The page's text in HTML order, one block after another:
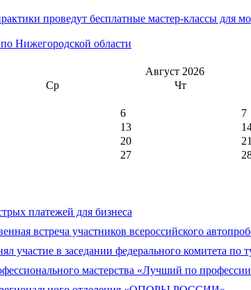
проведут бесплатные мастер-классы для
Нижегородской области
Август 2026
Ср Чт
6 7
13
20 21
27
платежей для бизнеса
встреча участников всероссийского
в заседании федерального комитета по
мастерства «Лучший по